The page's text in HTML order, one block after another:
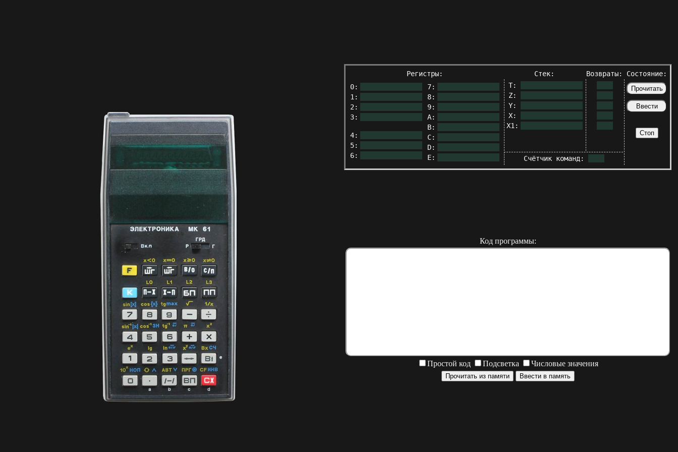
Регистры: Стек: Возвраты:
Состояние:
0:
1:
2:
3:
4:
5:
6:
7:
8:
9:
A:
B:
C:
D:
E:
T:
Z:
Y:
X:
X1:
Счётчик команд:
Код программы:
Простой код Подсветка Числовые значения